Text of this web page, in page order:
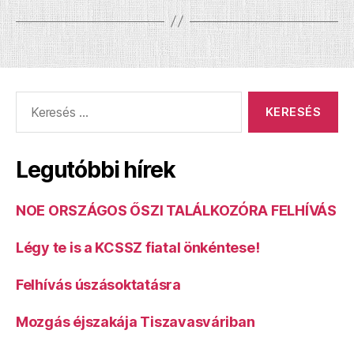
Legutóbbi hírek
NOE ORSZÁGOS ŐSZI TALÁLKOZÓRA FELHÍVÁS
Légy te is a KCSSZ fiatal önkéntese!
Felhívás úszásoktatásra
Mozgás éjszakája Tiszavasváriban